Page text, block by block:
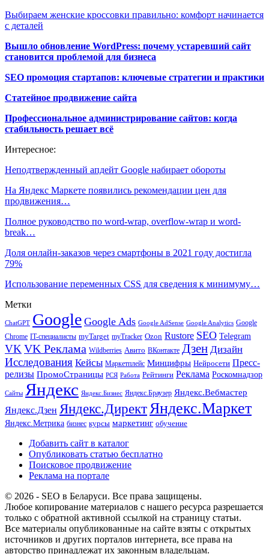
Выбираем женские кроссовки правильно: комфорт начинается
с деталей
Вышло обновление WordPress: почему устаревший сайт
становится проблемой для бизнеса
SEO промоция стартапов: ключевые стратегии и практики
Статейное продвижение сайта
Профессиональное администрирование сайтов: когда
стабильность решает всё
Интересное:
Неподтвержденный апдейт Google набирает обороты
На Яндекс Маркете появились рекомендации цен для
продвижения…
Полное руководство по word-wrap, overflow-wrap и word-
break…
Доля онлайн-заказов через смартфоны в 2021 году достигла
79%
Использование переменных CSS для сведения к минимуму…
Метки
ChatGPT Google Google Ads Google AdSense Google Analytics Google
Chrome IT-специалисты myTarget myTracker Ozon Rustore SEO Telegram
VK VK Реклама Wildberries Авито ВКонтакте Дзен Дизайн
Исследования Кейсы Маркетплейс Минцифры Нейросети Пресс-
релизы ПромоСтраницы РСЯ Работа Рейтинги Реклама Роскомнадзор
Сайты Яндекс Яндекс.Бизнес Яндекс.Браузер Яндекс.Вебмастер
Яндекс.Дзен Яндекс.ДиректЯндекс.Маркет
Яндекс.Метрика бизнес курсы маркетинг обучение
Добавить сайт в каталог
Опубликовать статью бесплатно
Поисковое продвижение
Реклама на портале
© 2026 - SEO в Беларуси. Все права защищены.
Любое копирование материалов с нашего ресурса разрешается
только с обратной активной ссылкой на страницу статьи.
Все материалы опубликованные на сайте взяты с открытых
источников и других порталов интернета, все права на
авторство принадлежат их законным владельцам.